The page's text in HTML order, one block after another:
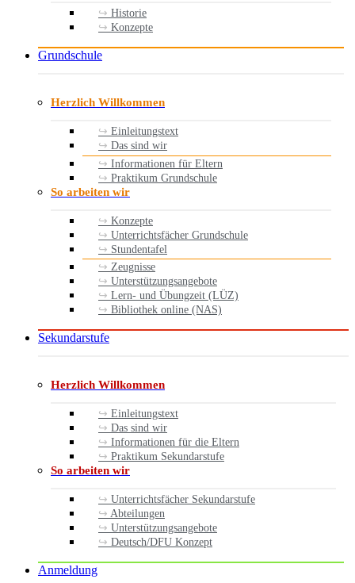
Historie
Konzepte
Grundschule
Herzlich Willkommen
Einleitungstext
Das sind wir
Informationen für Eltern
Praktikum Grundschule
So arbeiten wir
Konzepte
Unterrichtsfächer Grundschule
Stundentafel
Zeugnisse
Unterstützungsangebote
Lern- und Übungzeit (LÜZ)
Bibliothek online (NAS)
Sekundarstufe
Herzlich Willkommen
Einleitungstext
Das sind wir
Informationen für die Eltern
Praktikum Sekundarstufe
So arbeiten wir
Unterrichtsfächer Sekundarstufe
Abteilungen
Unterstützungsangebote
Deutsch/DFU Konzept
Anmeldung